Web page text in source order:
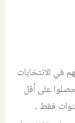
في الانتخابات
على أقل
فقط ،